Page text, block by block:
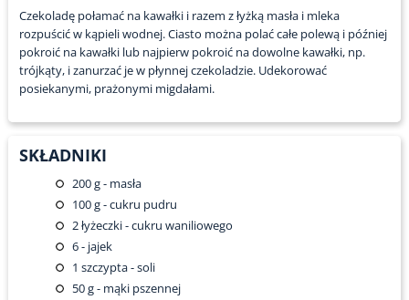
Czekoladę połamać na kawałki i razem z łyżką masła i mleka
rozpuścić w kąpieli wodnej. Ciasto można polać całe polewą i później
pokroić na kawałki lub najpierw pokroić na dowolne kawałki, np.
trójkąty, i zanurzać je w płynnej czekoladzie. Udekorować
posiekanymi, prażonymi migdałami.
SKŁADNIKI
200g - masła
100g - cukru pudru
2łyżeczki - cukru waniliowego
6- jajek
1 szczypta - soli
50g - mąki pszennej